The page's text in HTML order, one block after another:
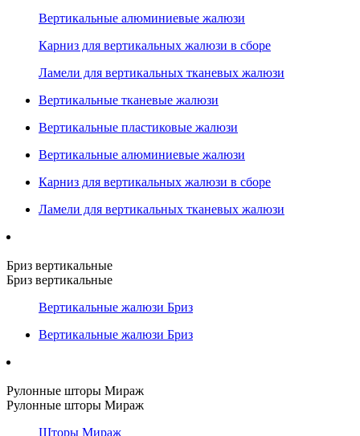
Вертикальные алюминиевые жалюзи
Карниз для вертикальных жалюзи в сборе
Ламели для вертикальных тканевых жалюзи
Вертикальные тканевые жалюзи
Вертикальные пластиковые жалюзи
Вертикальные алюминиевые жалюзи
Карниз для вертикальных жалюзи в сборе
Ламели для вертикальных тканевых жалюзи
Бриз вертикальные
Бриз вертикальные
Вертикальные жалюзи Бриз
Вертикальные жалюзи Бриз
Рулонные шторы Мираж
Рулонные шторы Мираж
Шторы Мираж